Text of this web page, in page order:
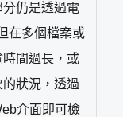
仍是透過電
在多個檔案或
間過長，或
狀況，透過
介面即可檢